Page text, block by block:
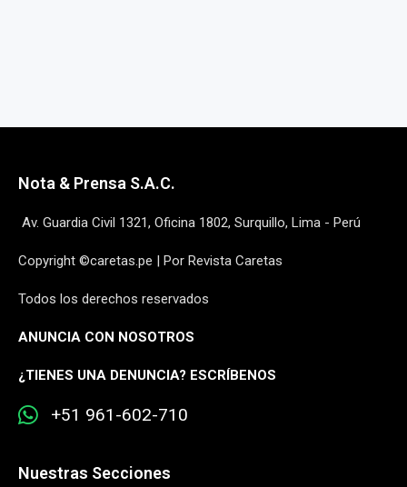
Nota & Prensa S.A.C.
Av. Guardia Civil 1321, Oficina 1802, Surquillo, Lima - Perú
Copyright ©caretas.pe | Por Revista Caretas
Todos los derechos reservados
ANUNCIA CON NOSOTROS
¿TIENES UNA DENUNCIA? ESCRÍBENOS
+51 961-602-710
Nuestras Secciones